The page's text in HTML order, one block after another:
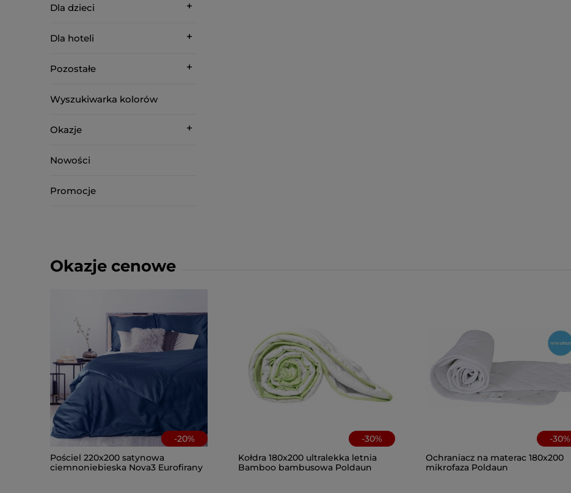
Dla dzieci
Dla hoteli
Pozostałe
Wyszukiwarka kolorów
Okazje
Nowości
Promocje
Okazje cenowe
-20%
Pościel 220x200 satynowa
ciemnoniebieska Nova3 Eurofirany
-30%
Kołdra 180x200 ultralekka letnia
Bamboo bambusowa Poldaun
-30%
Ochraniacz na materac 180x200
mikrofaza Poldaun